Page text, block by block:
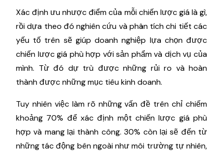
Xác định ưu nhược điểm của mỗi chiến lược giá là gì,
rồi dựa theo đó nghiên cứu và phân tích chi tiết các
yếu tố trên sẽ giúp doanh nghiệp lựa chọn được
chiến lược giá phù hợp với sản phẩm và dịch vụ của
mình. Từ đó dự trù được những rủi ro và hoàn
thành được những mục tiêu kinh doanh.
Tuy nhiên việc làm rõ những vấn đề trên chỉ chiếm
khoảng 70% để xác định một chiến lược giá phù
hợp và mang lại thành công. 30% còn lại sẽ đến từ
những tác động bên ngoài như môi trường tự nhiên,